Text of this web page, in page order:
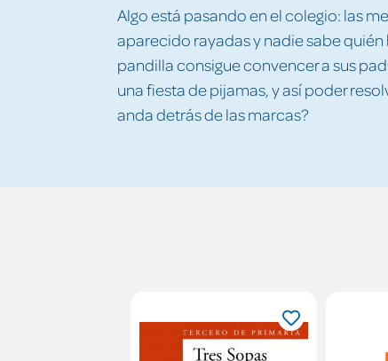
Algo está pasando en el colegio: las
aparecido rayadas y nadie sabe
pandilla consigue convencer a sus
una fiesta de pijamas, y así poder
anda detrás de las marcas?